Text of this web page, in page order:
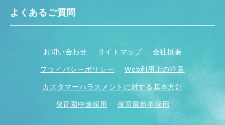
よくあるご質問
お問い合わせ サイトマップ 会社概要
プライバシーポリシー Web利用上の注意
カスタマーハラスメントに対する基本方針
保育園中途採用 保育園新卒採用